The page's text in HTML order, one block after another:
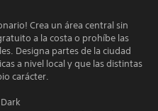
Crea un área central sin
a la costa o prohíbe las
Designa partes de la ciudad
a nivel local y que las distintas
carácter.